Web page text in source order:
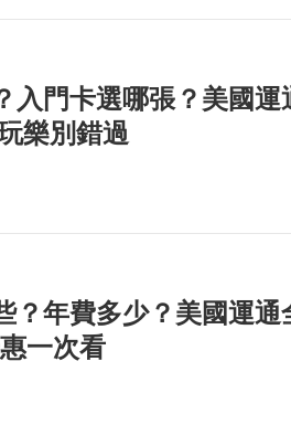
入門卡選哪張？美國
樂別錯過
？年費多少？美國運通
一次看